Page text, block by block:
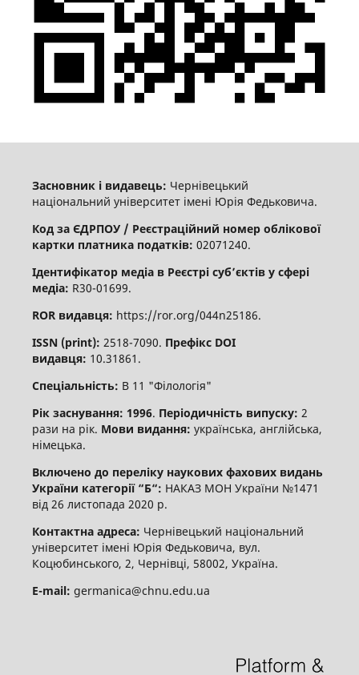
Засновник і видавець: Чернівецький
національний університет імені Юрія Федьковича.
Код за ЄДРПОУ / Реєстраційний номер облікової
картки платника податків: 02071240.
Ідентифікатор медіа в Реєстрі суб’єктів у сфері
медіа: R30-01699.
ROR видавця: https://ror.org/044n25186.
ISSN (print): 2518-7090. Префікс DOI
видавця: 10.31861.
Спеціальність: В 11 "Філологія"
Рік заснування: 1996. Періодичність випуску: 2
рази на рік. Мови видання: українська, англійська,
німецька.
Включено до переліку наукових фахових видань
України категорії “Б“: НАКАЗ МОН України №1471
від 26 листопада 2020 р.
Контактна адреса: Чернівецький національний
університет імені Юрія Федьковича, вул.
Коцюбинського, 2, Чернівці, 58002, Україна.
E-mail: germanica@chnu.edu.ua